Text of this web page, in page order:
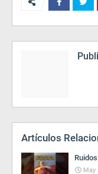
Artículos
May